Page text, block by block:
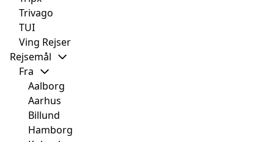
Trivago
TUI
Ving Rejser
Rejsemål
Fra
Aalborg
Aarhus
Billund
Hamborg